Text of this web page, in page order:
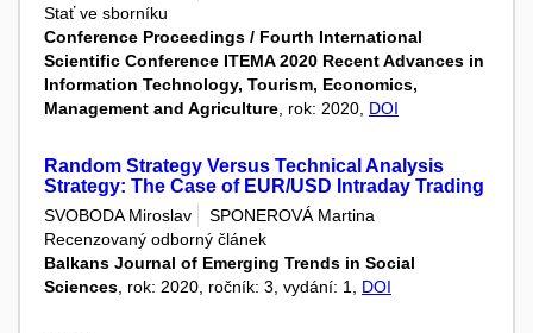
Stať ve sborníku
Conference Proceedings / Fourth International
Scientific Conference ITEMA 2020 Recent Advances in
Information Technology, Tourism, Economics,
Management and Agriculture , rok: 2020, DOI
Random Strategy Versus Technical Analysis
Strategy: The Case of EUR/USD Intraday Trading
SVOBODA Miroslav
SPONEROVÁ Martina
Recenzovaný odborný článek
Balkans Journal of Emerging Trends in Social
Sciences , rok: 2020, ročník: 3, vydání: 1, DOI